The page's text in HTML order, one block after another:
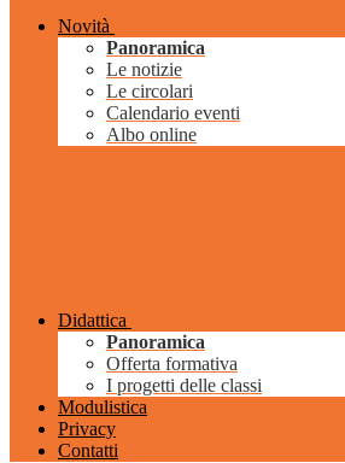
Novità
Panoramica
Le notizie
Le circolari
Calendario eventi
Albo online
Didattica
Panoramica
Offerta formativa
I progetti delle classi
Modulistica
Privacy
Contatti